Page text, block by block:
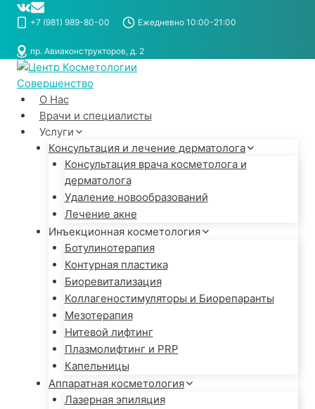
Перейти
+7 (981) 989-80-00 Ежедневно 10:00-21:00
пр. Авиаконструкторов, д. 2
О Нас
Врачи и специалисты
Услуги
Консультация и лечение дерматолога
Консультация врача косметолога и
дерматолога
Удаление новообразований
Лечение акне
Инъекционная косметология
Ботулинотерапия
Контурная пластика
Биоревитализация
Коллагеностимуляторы и Биорепаранты
Мезотерапия
Нитевой лифтинг
Плазмолифтинг и PRP
Капельницы
Аппаратная косметология
Лазерная эпиляция